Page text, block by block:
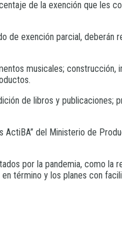
de la exención que les
de exención parcial, deberán
musicales; construcción,
de libros y publicaciones;
del Ministerio de
por la pandemia, como la
término y los planes con